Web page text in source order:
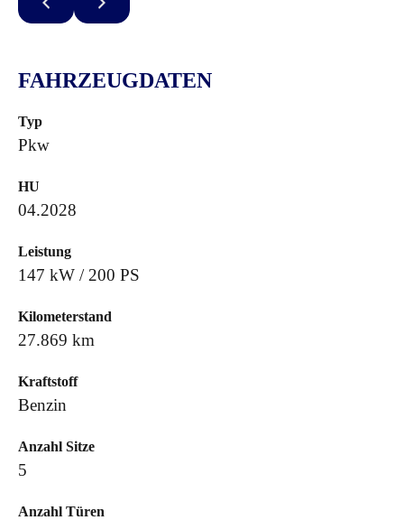
FAHRZEUGDATEN
Typ
Pkw
HU
04.2028
Leistung
147 kW / 200 PS
Kilometerstand
27.869 km
Kraftstoff
Benzin
Anzahl Sitze
5
Anzahl Türen